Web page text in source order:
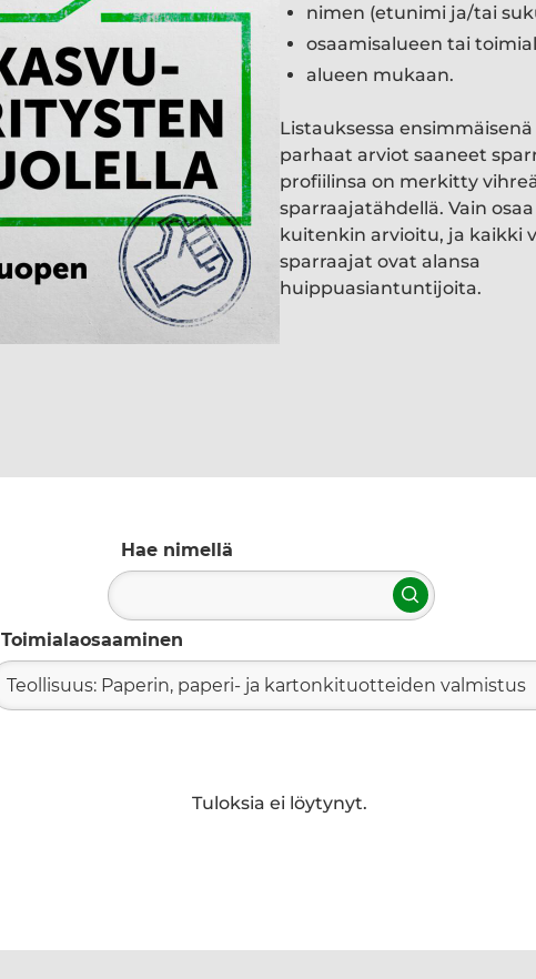
nimen (etunimi ja/tai
osaamisalueen tai
alueen mukaan.
Listauksessa
parhaat arviot saaneet
profiilinsa on merkitty
sparraajatähdellä. Vain
kuitenkin arvioitu, ja kaikki
sparraajat ovat alansa
huippuasiantuntijoita.
Hae nimellä
Hae
Toimialaosaaminen
Teollisuus: Paperin, paperi- ja kartonkituotteiden valmistus
Tuloksia ei löytynyt.